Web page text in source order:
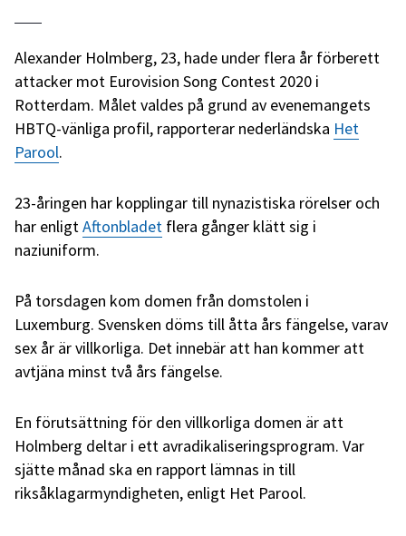
Alexander Holmberg, 23, hade under flera år förberett
attacker mot Eurovision Song Contest 2020 i
Rotterdam. Målet valdes på grund av evenemangets
HBTQ-vänliga profil, rapporterar nederländska Het
Parool.
23-åringen har kopplingar till nynazistiska rörelser och
har enligt Aftonbladet flera gånger klätt sig i
naziuniform.
På torsdagen kom domen från domstolen i
Luxemburg. Svensken döms till åtta års fängelse, varav
sex år är villkorliga. Det innebär att han kommer att
avtjäna minst två års fängelse.
En förutsättning för den villkorliga domen är att
Holmberg deltar i ett avradikaliseringsprogram. Var
sjätte månad ska en rapport lämnas in till
riksåklagarmyndigheten, enligt Het Parool.